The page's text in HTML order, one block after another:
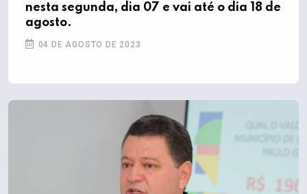
nesta segunda, dia 07 e vai até o dia 18 de
agosto.
04 DE AGOSTO DE 2023